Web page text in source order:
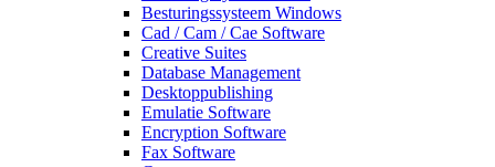
Besturingssysteem Windows
Cad / Cam / Cae Software
Creative Suites
Database Management
Desktoppublishing
Emulatie Software
Encryption Software
Fax Software